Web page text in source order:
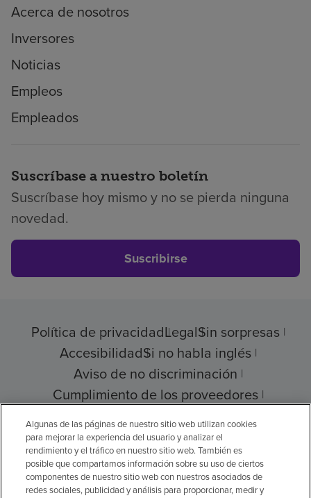
Acerca de nosotros
Inversores
Noticias
Empleos
Empleados
Suscríbase a nuestro boletín
Suscríbase hoy mismo y no se pierda ninguna
novedad.
Suscribirse
Política de privacidadLegalSin sorpresas
AccesibilidadSi no habla inglés
Aviso de no discriminación
Cumplimiento de los proveedores
Transparencia de precios
© 2026 Encompass Health Corporation
Algunas de las páginas de nuestro sitio web utilizan cookies
para mejorar la experiencia del usuario y analizar el
rendimiento y el tráfico en nuestro sitio web. También es
posible que compartamos información sobre su uso de ciertos
componentes de nuestro sitio web con nuestros asociados de
redes sociales, publicidad y análisis para proporcionar, medir y